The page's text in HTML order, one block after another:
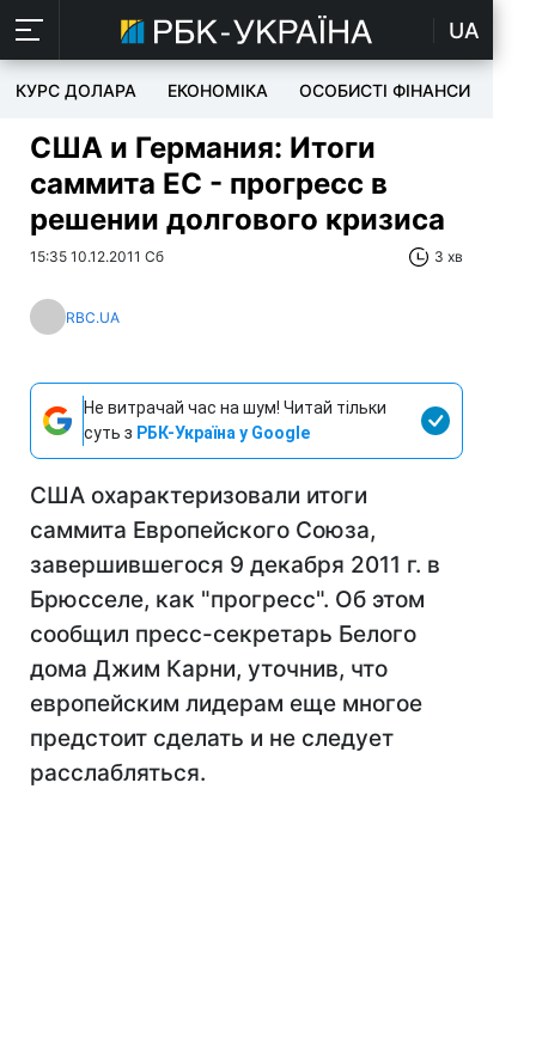
UA
КУРС ДОЛАРА ЕКОНОМІКА ОСОБИСТІ ФІНАНСИ
США и Германия: Итоги
саммита ЕС - прогресс в
решении долгового кризиса
15:35 10.12.2011 Сб 3 хв
RBC.UA
Не витрачай час на шум! Читай тільки
суть з РБК-Україна у Google
США охарактеризовали итоги
саммита Европейского Союза,
завершившегося 9 декабря 2011 г. в
Брюсселе, как "прогресс". Об этом
сообщил пресс-секретарь Белого
дома Джим Карни, уточнив, что
европейским лидерам еще многое
предстоит сделать и не следует
расслабляться.